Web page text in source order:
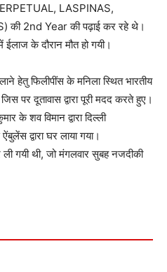
LASPINAS,
की 2nd Year की पढ़ाई कर रहे थे।
के दौरान मौत हो गयी।
हेतु फिलीपींस के मनिला स्थित भारतीय
पर दूतावास द्वारा पूरी मदद करते हुए।
के शव विमान द्वारा दिल्ली
द्वारा घर लाया गया।
गयी थी, जो मंगलवार सुबह नजदीकी